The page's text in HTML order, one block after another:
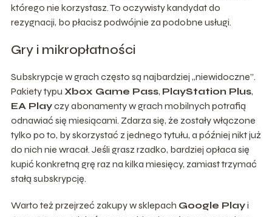
którego nie korzystasz. To oczywisty kandydat do
rezygnacji, bo płacisz podwójnie za podobne usługi.
Gry i mikropłatności
Subskrypcje w grach często są najbardziej „niewidoczne”.
Pakiety typu Xbox Game Pass, PlayStation Plus,
EA Playczy abonamenty w grach mobilnych potrafią
odnawiać się miesiącami. Zdarza się, że zostały włączone
tylko po to, by skorzystać z jednego tytułu, a później nikt już
do nich nie wracał. Jeśli grasz rzadko, bardziej opłaca się
kupić konkretną grę raz na kilka miesięcy, zamiast trzymać
stałą subskrypcję.
Warto też przejrzeć zakupy w sklepach Google Playi